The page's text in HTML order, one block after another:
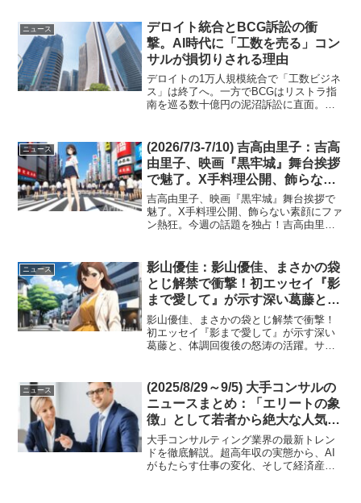
方面で輝きを放っています。ドラマでの
繊細な演技から、地元愛...
ニュース
デロイト統合とBCG訴訟の衝
撃。AI時代に「工数を売る」コン
サルが損切りされる理由
デロイトの1万人規模統合で「工数ビジネ
ス」は終了へ。一方でBCGはリストラ指
南を巡る数十億円の泥沼訴訟に直面。
時代の新戦略とあわせて徹底分析。知的
エリート集団の市場価値が変わる、衝撃
の真実。
ニュース
(2026/7/3-7/10) 吉高由里子：吉高
由里子、映画『黒牢城』舞台挨拶
で魅了。X手料理公開、飾らない
素顔にファン熱狂。今週の話題を
独占！
吉高由里子、映画『黒牢城』舞台挨拶で
魅了。X手料理公開、飾らない素顔にファ
ン熱狂。今週の話題を独占！吉高由里子
SNSを席巻し、その演技力も再評価。さ
らにXで公開された手...
ニュース
影山優佳：影山優佳、まさかの袋
とじ解禁で衝撃！初エッセイ『影
まで愛して』が示す深い葛藤と、
体調回復後の怒涛の活躍。サッカ
ー愛も健在、その真実に迫る。
(2026/7/24-7/31)
影山優佳、まさかの袋とじ解禁で衝撃！
初エッセイ『影まで愛して』が示す深い
葛藤と、体調回復後の怒涛の活躍。サッ
の多才ぶりと新たな一面で世間の注目を
集めています。特に、...
ニュース
(2025/8/29～9/5) 大手コンサルの
ニュースまとめ：「エリートの象
徴」として若者から絶大な人気を
誇る大手コンサルティング会社
大手コンサルティング業界の最新トレン
ドを徹底解説。超高年収の実態から、AI
がもたらす仕事の変化、そして経済産業